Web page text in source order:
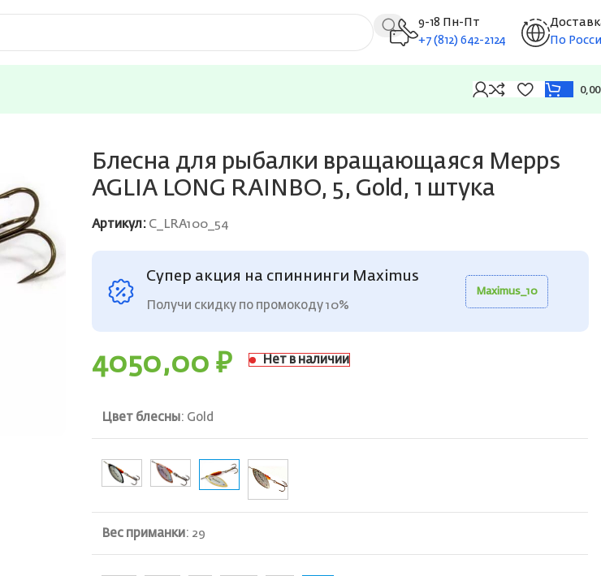
9-18 Пн-Пт
+7 (812) 642-2124
По
Блесна для рыбалки вращающаяся Mepps
AGLIA LONG RAINBO, 5, Gold, 1 штука
Артикул: C_LRA100_54
Супер акция на спиннинги Maximus
Получи скидку по промокоду 10%
Maximus_10
4050,00 ₽ Нет в наличии
Цвет блесны: Gold
Вес приманки: 29